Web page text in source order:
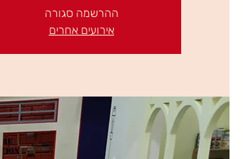
ההרשמה סגורה
אירועים אחרים